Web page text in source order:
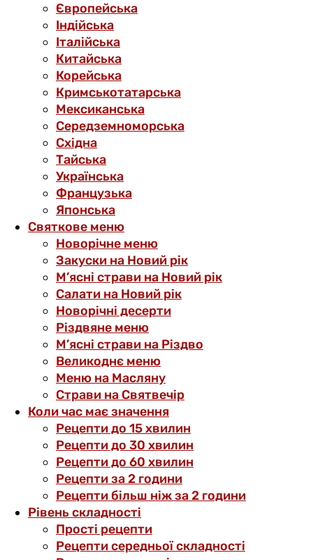
Європейська
Індійська
Італійська
Китайська
Корейська
Кримськотатарська
Мексиканська
Середземноморська
Східна
Тайська
Українська
Французька
Японська
Святкове меню
Новорічне меню
Закуски на Новий рік
М’ясні страви на Новий рік
Салати на Новий рік
Новорічні десерти
Різдвяне меню
М’ясні страви на Різдво
Великоднє меню
Меню на Масляну
Страви на Святвечір
Коли час має значення
Рецепти до 15 хвилин
Рецепти до 30 хвилин
Рецепти до 60 хвилин
Рецепти за 2 години
Рецепти більш ніж за 2 години
Рівень складності
Прості рецепти
Рецепти середньої складності